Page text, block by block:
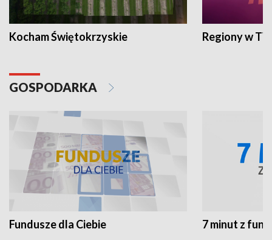
Kocham Świętokrzyskie Regiony w
GOSPODARKA
Fundusze dla Ciebie 7 minut z